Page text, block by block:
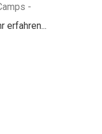
-
erfahren...